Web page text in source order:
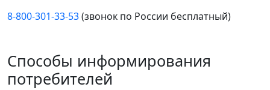
8-800-301-33-53(звонок по России бесплатный)
Способы информирования
потребителей